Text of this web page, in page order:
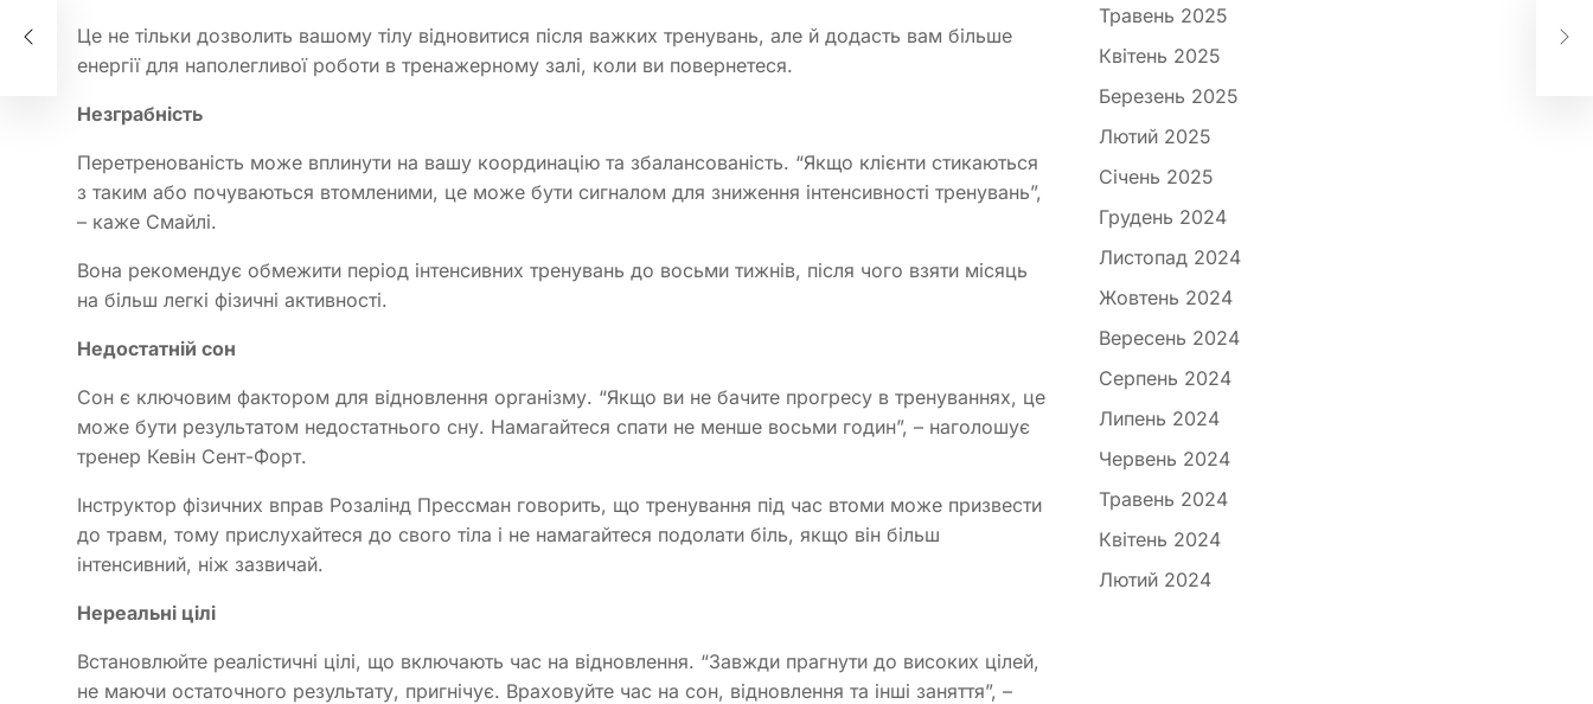
Це не тільки дозволить вашому тілу відновитися після важких тренувань, але й додасть вам більше
енергії для наполегливої ​​роботи в тренажерному залі, коли ви повернетеся.
Незграбність
Перетренованість може вплинути на вашу координацію та збалансованість. “Якщо клієнти стикаються
з таким або почуваються втомленими, це може бути сигналом для зниження інтенсивності тренувань”,
– каже Смайлі.
Вона рекомендує обмежити період інтенсивних тренувань до восьми тижнів, після чого взяти місяць
на більш легкі фізичні активності.
Недостатній сон
Сон є ключовим фактором для відновлення організму. “Якщо ви не бачите прогресу в тренуваннях, це
може бути результатом недостатнього сну. Намагайтеся спати не менше восьми годин”, – наголошує
тренер Кевін Сент-Форт.
Інструктор фізичних вправ Розалінд Прессман говорить, що тренування під час втоми може призвести
до травм, тому прислухайтеся до свого тіла і не намагайтеся подолати біль, якщо він більш
інтенсивний, ніж зазвичай.
Нереальні цілі
Встановлюйте реалістичні цілі, що включають час на відновлення. “Завжди прагнути до високих цілей,
не маючи остаточного результату, пригнічує. Враховуйте час на сон, відновлення та інші заняття”, –
Травень 2025
Квітень 2025
Березень 2025
Лютий 2025
Січень 2025
Грудень 2024
Листопад 2024
Жовтень 2024
Вересень 2024
Серпень 2024
Липень 2024
Червень 2024
Травень 2024
Квітень 2024
Лютий 2024